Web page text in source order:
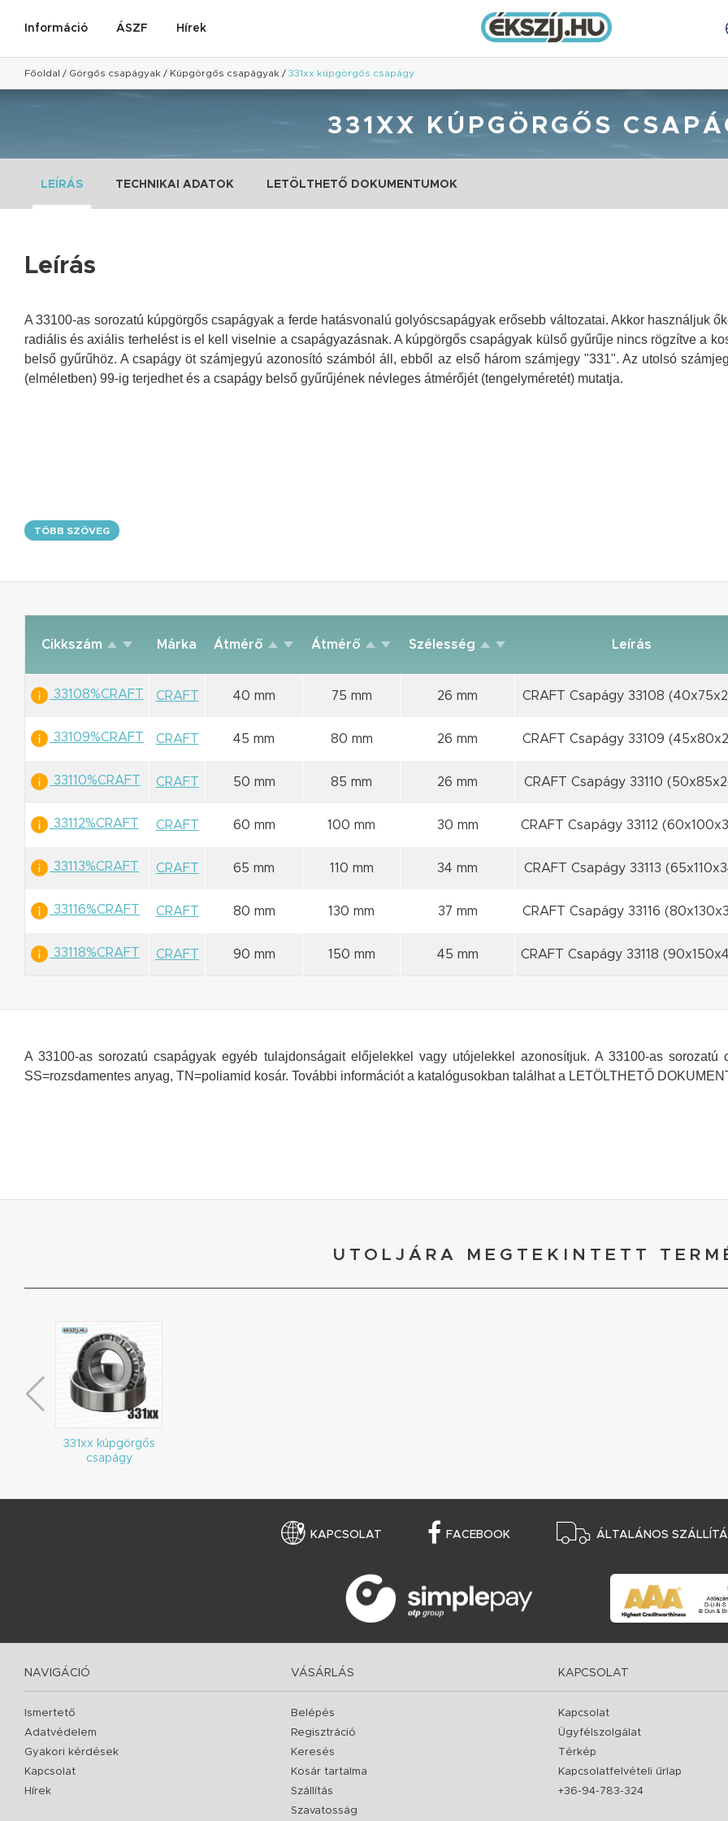
Információ ÁSZF Hírek
Főoldal / Görgős csapágyak / Kúpgörgős csapágyak / 331xx kúpgörgős csapágy
331XX KÚPGÖRGŐS
LEÍRÁS TECHNIKAI ADATOK LETÖLTHETŐ DOKUMENTUMOK
Leírás
A 33100-as sorozatú kúpgörgős csapágyak a ferde hatásvonalú golyóscsapágyak erősebb változatai. Akkor használjuk
radiális és axiális terhelést is el kell viselnie a csapágyazásnak. A kúpgörgős csapágyak külső gyűrűje nincs rögzítve a
belső gyűrűhöz. A csapágy öt számjegyú azonosító számból áll, ebből az első három számjegy "331". Az utolsó
(elméletben) 99-ig terjedhet és a csapágy belső gyűrűjének névleges átmérőjét (tengelyméretét) mutatja.
TÖBB SZÖVEG
Cikkszám Márka Átmérő Átmérő Szélesség Leírás
33108%CRAFT CRAFT 40 mm 75 mm 26 mm CRAFT Csapágy 33108
33109%CRAFT CRAFT 45 mm 80 mm 26 mm CRAFT Csapágy 33109
33110%CRAFT CRAFT 50 mm 85 mm 26 mm CRAFT Csapágy 33110
33112%CRAFT CRAFT 60 mm 100 mm 30 mm CRAFT Csapágy 33112
33113%CRAFT CRAFT 65 mm 110 mm 34 mm CRAFT Csapágy 33113
33116%CRAFT CRAFT 80 mm 130 mm 37 mm CRAFT Csapágy 33116
33118%CRAFT CRAFT 90 mm 150 mm 45 mm CRAFT Csapágy 33118
A 33100-as sorozatú csapágyak egyéb tulajdonságait előjelekkel vagy utójelekkel azonosítjuk. A 33100-as
SS=rozsdamentes anyag, TN=poliamid kosár. További információt a katalógusokban találhat a LETÖLTHETŐ
UTOLJÁRA MEGTEKINTETT
331xx kúpgörgős
csapágy
KAPCSOLAT FACEBOOK ÁLTALÁNOS
NAVIGÁCIÓ
Ismertető
Adatvédelem
Gyakori kérdések
Kapcsolat
Hírek
VÁSÁRLÁS
Belépés
Regisztráció
Keresés
Kosár tartalma
Szállítás
Szavatosság
KAPCSOLAT
Kapcsolat
Ügyfélszolgálat
Térkép
Kapcsolatfelvételi űrlap
+36-94-783-324